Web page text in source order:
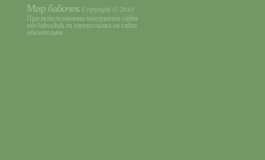
Мир бабочек Copyright © 2010
При использовании материалов сайта
mir-babochek.ru гиперссылка на сайта
обязательна